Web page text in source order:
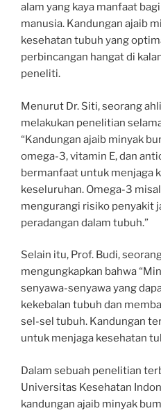
alam yang kaya manfaat
manusia. Kandungan ajaib
kesehatan tubuh yang
perbincangan hangat di
peneliti.
Menurut Dr. Siti, seorang
melakukan penelitian
“Kandungan ajaib minyak
omega-3, vitamin E, dan
bermanfaat untuk menjaga
keseluruhan. Omega-3
mengurangi risiko penyakit
peradangan dalam tubuh.”
Selain itu, Prof. Budi,
mengungkapkan bahwa
senyawa-senyawa yang
kekebalan tubuh dan
sel-sel tubuh. Kandungan
untuk menjaga kesehatan
Dalam sebuah penelitian
Universitas Kesehatan
kandungan ajaib minyak